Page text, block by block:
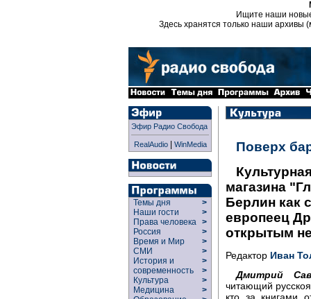
Ищите наши
Здесь хранятся только наши архивы
Эфир Радио Свобода
RealAudio| WinMedia
Темы дня
>
Наши гости
>
Права человека >
Россия
>
Время и Мир
>
СМИ
>
История и
современность
>
>
Культура
>
Медицина
>
Поверх
магазина
Берлин как
европеец
открытым
Редактор Иван
Дмитрий
читающий
кто за книгами